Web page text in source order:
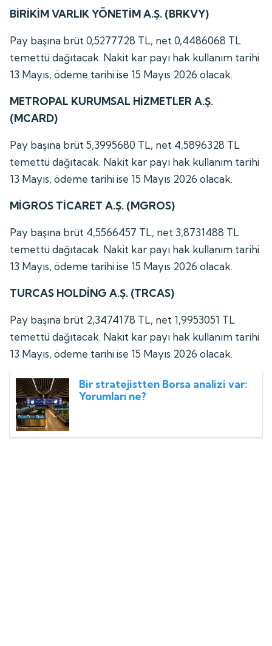
BİRİKİM VARLIK YÖNETİM A.Ş. (BRKVY)
Pay başına brüt 0,5277728 TL, net 0,4486068 TL
temettü dağıtacak. Nakit kar payı hak kullanım tarihi
13 Mayıs, ödeme tarihi ise 15 Mayıs 2026 olacak.
METROPAL KURUMSAL HİZMETLER A.Ş.
(MCARD)
Pay başına brüt 5,3995680 TL, net 4,5896328 TL
temettü dağıtacak. Nakit kar payı hak kullanım tarihi
13 Mayıs, ödeme tarihi ise 15 Mayıs 2026 olacak.
MİGROS TİCARET A.Ş. (MGROS)
Pay başına brüt 4,5566457 TL, net 3,8731488 TL
temettü dağıtacak. Nakit kar payı hak kullanım tarihi
13 Mayıs, ödeme tarihi ise 15 Mayıs 2026 olacak.
TURCAS HOLDİNG A.Ş. (TRCAS)
Pay başına brüt 2,3474178 TL, net 1,9953051 TL
temettü dağıtacak. Nakit kar payı hak kullanım tarihi
13 Mayıs, ödeme tarihi ise 15 Mayıs 2026 olacak.
Bir stratejistten Borsa analizi var:
Yorumları ne?